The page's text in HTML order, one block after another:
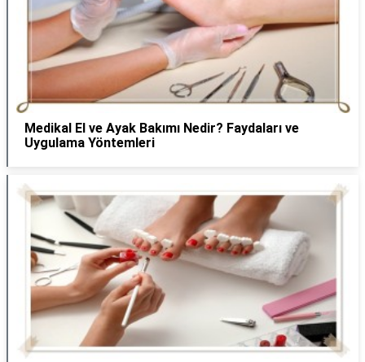
Medikal El ve Ayak Bakımı Nedir? Faydaları ve
Uygulama Yöntemleri